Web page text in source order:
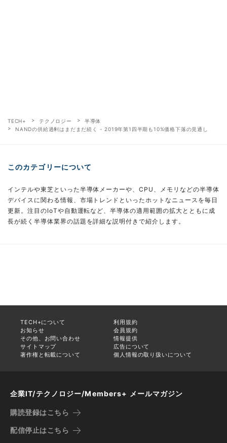
TECH+ テクノロジー
半導体
NANDの供給過剰はまだまだ続く - 2019年第1四半期も10%価格下落の見通し
このカテゴリーについて
インテルや東芝といった半導体メーカーや、CPU、メモリなどの半導体
デバイスに関わる情報、市場トレンドといったホットなニュースを毎日
更新。注目のIoTや自動運転など、半導体の適用範囲の拡大とともに成
長が続く半導体業界の話題を詳細な説明付きで紹介します。
TECH+について
利用規約
お知らせ
会員規約
その他、お問い合わせ
情報提供
サイトマップ
広告について
著作権と転載について
個人情報の取り扱いについて
企業IT/テクノロジー/Members+ メールマガジン
購読登録はこちら
配信停止はこちら